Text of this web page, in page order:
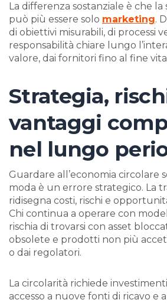
La differenza sostanziale è che
può più essere solo marketing.
di obiettivi misurabili, di processi
responsabilità chiare lungo
valore, dai fornitori fino al fine
Strategia,
vantaggi
nel lungo
Guardare all’economia circolare
moda è un errore strategico. La
ridisegna costi, rischi e
Chi continua a operare con
rischia di trovarsi con asset
obsolete e prodotti non più
o dai regolatori.
La circolarità richiede
accesso a nuove fonti di ricavo e